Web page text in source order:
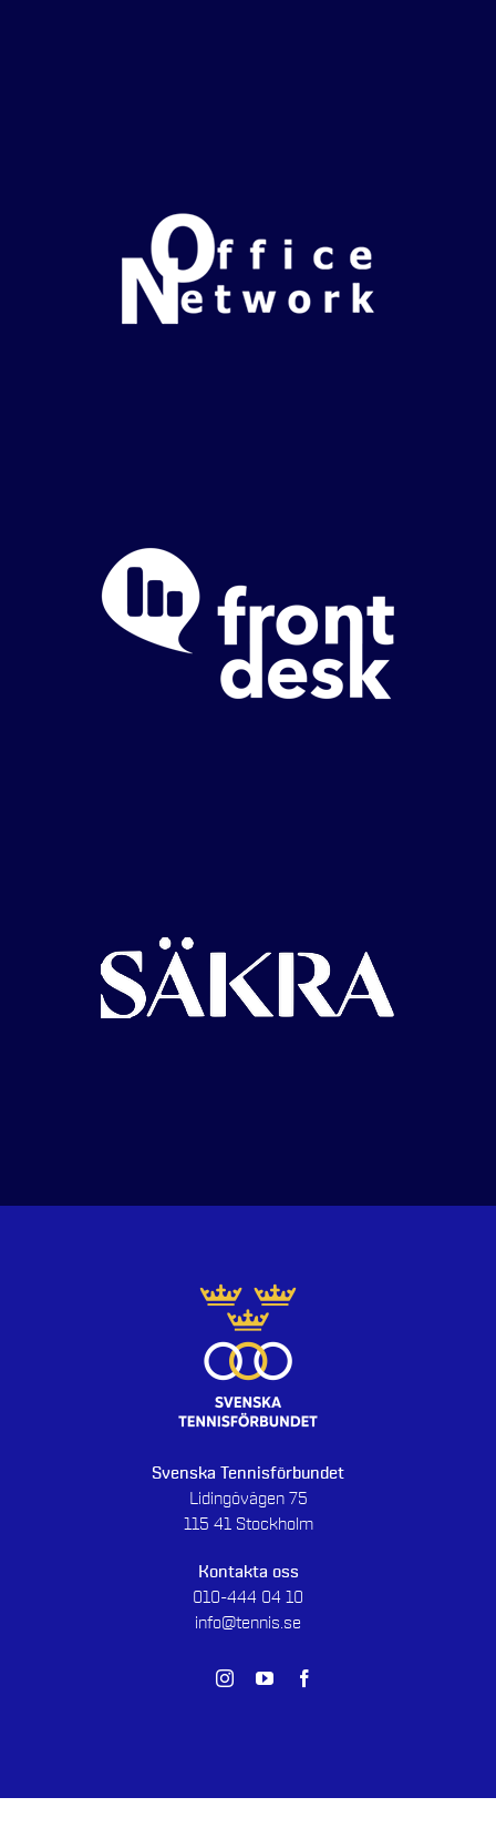
Svenska Tennisförbundet
Lidingövägen 75
115 41 Stockholm
Kontakta oss
010-444 04 10
info@tennis.se